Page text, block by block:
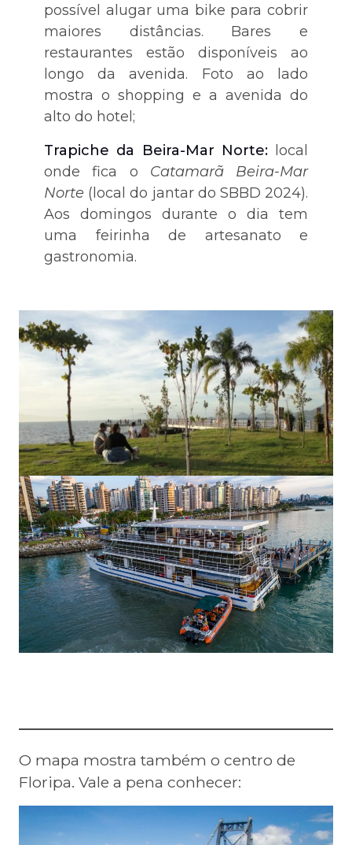
possível alugar uma bike para cobrir
maiores distâncias. Bares e
restaurantes estão disponíveis ao
longo da avenida. Foto ao lado
mostra o shopping e a avenida do
alto do hotel;
Trapiche da Beira-Mar Norte:local
onde fica o Catamarã Beira-Mar
Norte (local do jantar do SBBD 2024).
Aos domingos durante o dia tem
uma feirinha de artesanato e
gastronomia.
O mapa mostra também o centro de
Floripa. Vale a pena conhecer: